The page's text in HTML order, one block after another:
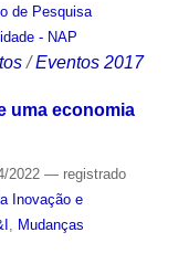
de Pesquisa
- NAP
/Eventos 2017
uma economia
2022 — registrado
Inovação e
Mudanças